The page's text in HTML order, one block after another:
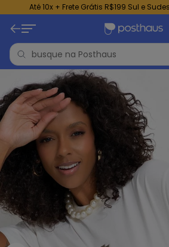
Até 10x + Frete Grátis R$199 Sul e